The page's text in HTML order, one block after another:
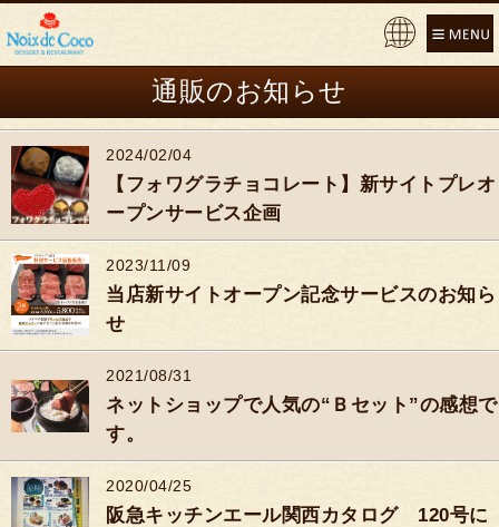
通販のお知らせ
2024/02/04
【フォワグラチョコレート】新サイトプレオ
ープンサービス企画
2023/11/09
当店新サイトオープン記念サービスのお知ら
せ
2021/08/31
ネットショップで人気の“Ｂセット”の感想で
す。
2020/04/25
阪急キッチンエール関西カタログ 120号に